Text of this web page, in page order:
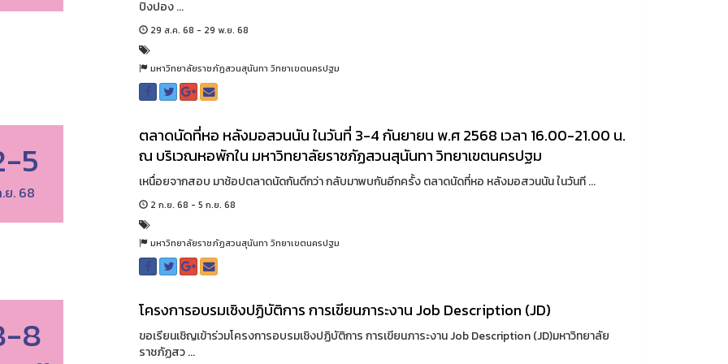
ปิงปอง ...
29 ส.ค. 68 - 29 พ.ย. 68
มหาวิทยาลัยราชภัฏสวนสุนันทา วิทยาเขตนครปฐม
5
ย. 68
ตลาดนัดที่หอ หลังมอสวนนัน ในวันที่ 3-4 กันยายน พ.ศ 2568 เวลา 16.00-21.00 น.
ณ บริเวณหอพักใน มหาวิทยาลัยราชภัฏสวนสุนันทา วิทยาเขตนครปฐม
เหนื่อยจากสอบ มาช้อปตลาดนัดกันดีกว่า กลับมาพบกันอีกครั้ง ตลาดนัดที่หอ หลังมอสวนนัน ในวันที ...
2 ก.ย. 68 - 5 ก.ย. 68
มหาวิทยาลัยราชภัฏสวนสุนันทา วิทยาเขตนครปฐม
8
โครงการอบรมเชิงปฏิบัติการ การเขียนภาระงาน Job Description (JD)
ขอเรียนเชิญเข้าร่วมโครงการอบรมเชิงปฏิบัติการ การเขียนภาระงาน Job Description (JD)มหาวิทยาลัย
ราชภัฏสว ...